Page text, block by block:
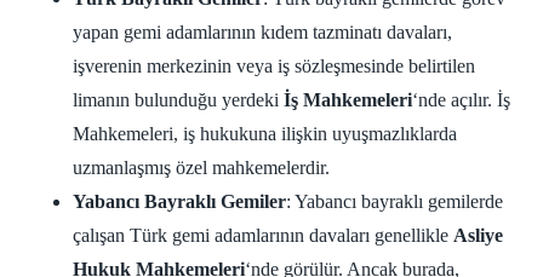
yapan gemi adamlarının kıdem tazminatı davaları,
işverenin merkezinin veya iş sözleşmesinde belirtilen
limanın bulunduğu yerdeki İş Mahkemeleri‘nde açılır. İş
Mahkemeleri, iş hukukuna ilişkin uyuşmazlıklarda
uzmanlaşmış özel mahkemelerdir.
Yabancı Bayraklı Gemiler: Yabancı bayraklı gemilerde
çalışan Türk gemi adamlarının davaları genellikle Asliye
Hukuk Mahkemeleri‘nde görülür. Ancak burada,